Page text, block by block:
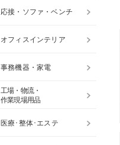
応接・ソファ・ベンチ
オフィスインテリア
事務機器・家電
工場・物流・
作業現場用品
医療･整体･エステ